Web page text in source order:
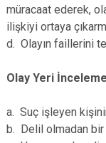
müracaat ederek,
ilişkiyi ortaya
d. Olayın faillerini
Olay Yeri
a. Suç işleyen
b. Delil olmadan bir